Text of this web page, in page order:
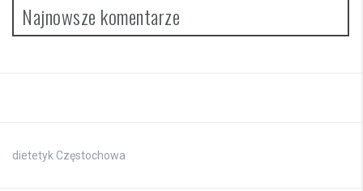
Najnowsze komentarze
dietetyk Częstochowa